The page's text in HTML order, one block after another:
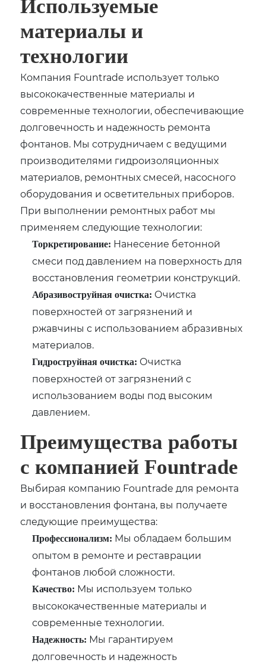
Используемые
материалы и
технологии
Компания Fountrade использует только
высококачественные материалы и
современные технологии, обеспечивающие
долговечность и надежность ремонта
фонтанов. Мы сотрудничаем с ведущими
производителями гидроизоляционных
материалов, ремонтных смесей, насосного
оборудования и осветительных приборов.
При выполнении ремонтных работ мы
применяем следующие технологии:
Торкретирование: Нанесение бетонной
смеси под давлением на поверхность для
восстановления геометрии конструкций.
Абразивоструйная очистка: Очистка
поверхностей от загрязнений и
ржавчины с использованием абразивных
материалов.
Гидроструйная очистка: Очистка
поверхностей от загрязнений с
использованием воды под высоким
давлением.
Преимущества работы
с компанией Fountrade
Выбирая компанию Fountrade для ремонта
и восстановления фонтана, вы получаете
следующие преимущества:
Профессионализм: Мы обладаем большим
опытом в ремонте и реставрации
фонтанов любой сложности.
Качество: Мы используем только
высококачественные материалы и
современные технологии.
Надежность: Мы гарантируем
долговечность и надежность